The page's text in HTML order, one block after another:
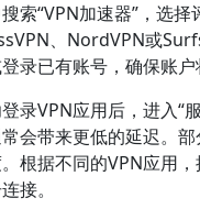
索“VPN加速器”，选
、NordVPN或
录已有账号，确保账户
录VPN应用后，进入“
会带来更低的延迟。
根据不同的VPN应用
接。